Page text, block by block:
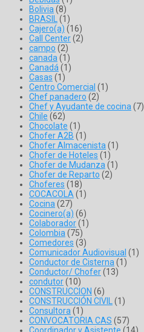
Bolivia(8)
BRASIL(1)
Cajero(a) (16)
Call Center(2)
campo (2)
canada(1)
Canadá(1)
Casas (1)
Centro Comercial (1)
Chef panadero (2)
Chef y Ayudante de cocina(7)
Chile (62)
Chocolate (1)
Chofer A2B (1)
Chofer Almacenista(1)
Chofer de Hoteles (1)
Chofer de Mudanza(1)
Chofer de Reparto (2)
Choferes (18)
COCACOLA(1)
Cocina(27)
Cocinero(a) (6)
Colaborador(1)
Colombia(75)
Comedores (3)
Comunicador Audiovisual (1)
Conductor de Cisterna(1)
Conductor/ Chofer(13)
condutor(10)
CONSTRUCCION (6)
CONSTRUCCIÓN CIVIL(1)
Consultora(1)
CONVOCATORIA CAS (57)